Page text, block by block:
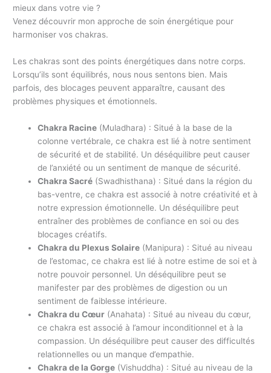
mieux dans votre vie ?
Venez découvrir mon approche de soin énergétique pour
harmoniser vos chakras.
Les chakras sont des points énergétiques dans notre corps.
Lorsqu’ils sont équilibrés, nous nous sentons bien. Mais
parfois, des blocages peuvent apparaître, causant des
problèmes physiques et émotionnels.
Chakra Racine (Muladhara) : Situé à la base de la
colonne vertébrale, ce chakra est lié à notre sentiment
de sécurité et de stabilité. Un déséquilibre peut causer
de l’anxiété ou un sentiment de manque de sécurité.
Chakra Sacré (Swadhisthana) : Situé dans la région du
bas-ventre, ce chakra est associé à notre créativité et à
notre expression émotionnelle. Un déséquilibre peut
entraîner des problèmes de confiance en soi ou des
blocages créatifs.
Chakra du Plexus Solaire (Manipura) : Situé au niveau
de l’estomac, ce chakra est lié à notre estime de soi et à
notre pouvoir personnel. Un déséquilibre peut se
manifester par des problèmes de digestion ou un
sentiment de faiblesse intérieure.
Chakra du Cœur (Anahata) : Situé au niveau du cœur,
ce chakra est associé à l’amour inconditionnel et à la
compassion. Un déséquilibre peut causer des difficultés
relationnelles ou un manque d’empathie.
Chakra de la Gorge (Vishuddha) : Situé au niveau de la